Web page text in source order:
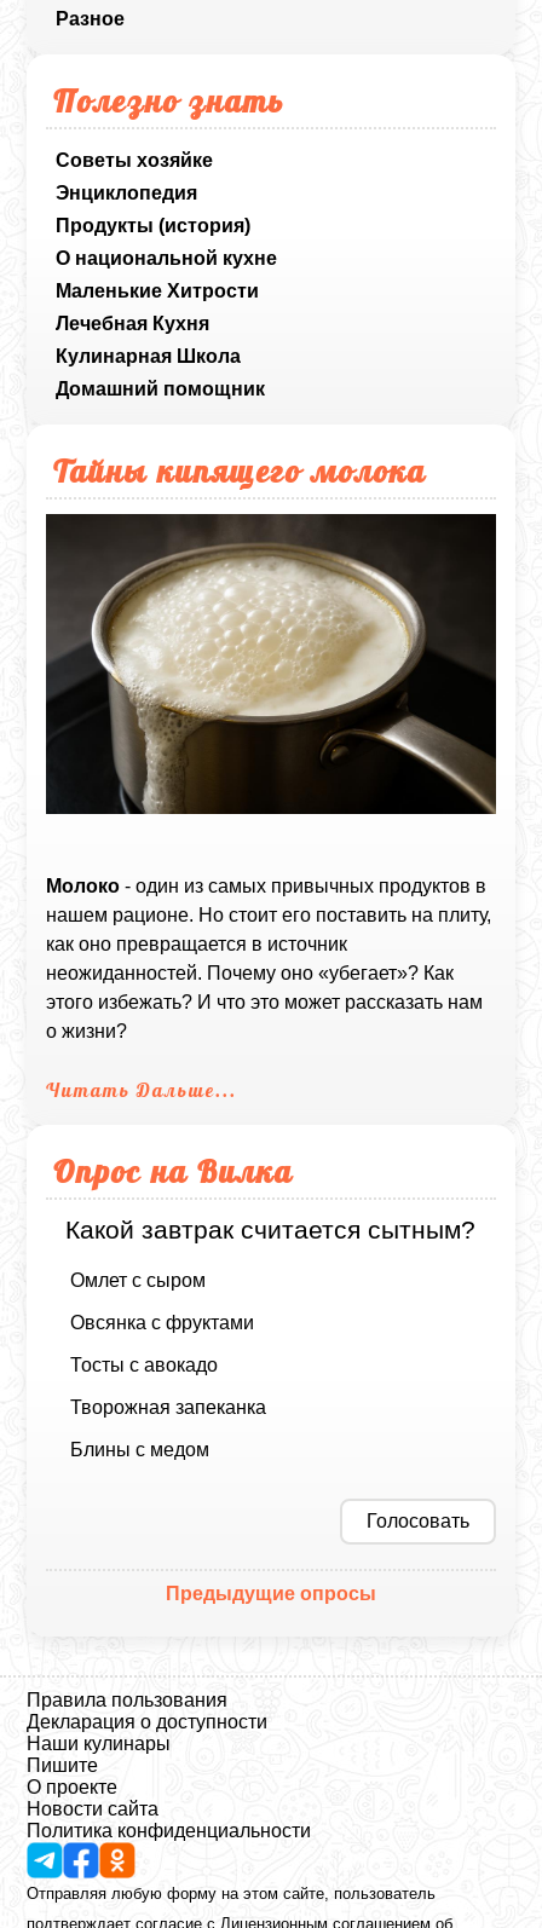
Разное
Полезно знать
Советы хозяйке
Энциклопедия
Продукты (история)
О национальной кухне
Маленькие Хитрости
Лечебная Кухня
Кулинарная Школа
Домашний помощник
Тайны кипящего молока
Молоко - один из самых привычных продуктов в
нашем рационе. Но стоит его поставить на плиту,
как оно превращается в источник
неожиданностей. Почему оно «убегает»? Как
этого избежать? И что это может рассказать нам
о жизни?
Читать Дальше...
Опрос на Вилка
Какой завтрак считается сытным?
Омлет с сыром
Овсянка с фруктами
Тосты с авокадо
Творожная запеканка
Блины с медом
Голосовать
Предыдущие опросы
Правила пользования
Декларация о доступности
Наши кулинары
Пишите
О проекте
Новости сайта
Политика конфиденциальности
Отправляя любую форму на этом сайте, пользователь
подтверждает согласие с Лицензионным соглашениемоб